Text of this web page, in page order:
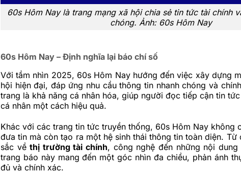
60s Hôm Nay là trang mạng xã hội chia sẻ tin tức tài chính
chóng. Ảnh: 60s Hôm Nay
60s Hôm Nay – Định nghĩa lại báo chí số
Với tầm nhìn 2025, 60s Hôm Nay hướng đến việc xây dựng
hội hiện đại, đáp ứng nhu cầu thông tin nhanh chóng và
trang là khả năng cá nhân hóa, giúp người đọc tiếp cận tin
cá nhân một cách hiệu quả.
Khác với các trang tin tức truyền thống, 60s Hôm Nay không
đưa tin mà còn tạo ra một hệ sinh thái thông tin toàn diện. Từ
sắc vềthị trường tài chính, công nghệ đến những nội
trang báo này mang đến một góc nhìn đa chiều, phản ánh
đủ và chính xác.